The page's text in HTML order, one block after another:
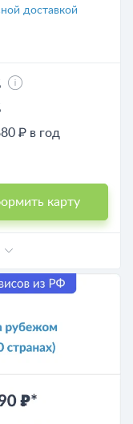
доставкой
₽ в год
карту